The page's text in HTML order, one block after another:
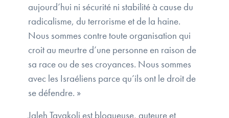
aujourd’hui ni sécurité ni stabilité à cause du
radicalisme, du terrorisme et de la haine.
Nous sommes contre toute organisation qui
croit au meurtre d’une personne en raison de
sa race ou de ses croyances. Nous sommes
avec les Israéliens parce qu’ils ont le droit de
se défendre. »
Jaleh Tavakoli est blogueuse, auteure et